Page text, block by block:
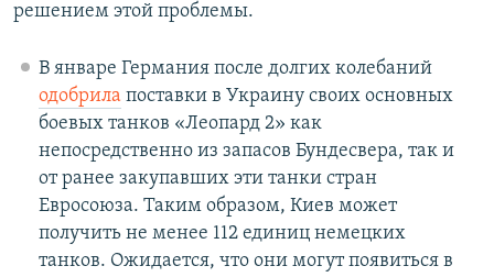
решением этой проблемы.
В январе Германия после долгих колебаний
одобрила поставки в Украину своих основных
боевых танков «Леопард 2» как
непосредственно из запасов Бундесвера, так и
от ранее закупавших эти танки стран
Евросоюза. Таким образом, Киев может
получить не менее 112 единиц немецких
танков. Ожидается, что они могут появиться в